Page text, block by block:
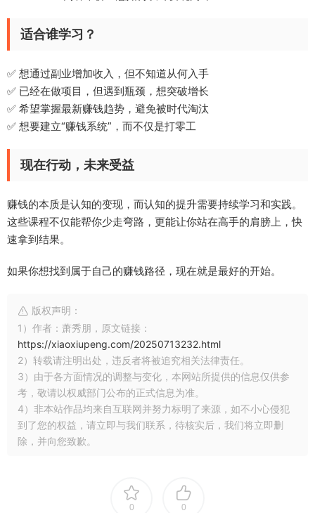
适合谁学习？
✅ 想通过副业增加收入，但不知道从何入手
✅ 已经在做项目，但遇到瓶颈，想突破增长
✅ 希望掌握最新赚钱趋势，避免被时代淘汰
✅ 想要建立“赚钱系统”，而不仅是打零工
现在行动，未来受益
赚钱的本质是认知的变现，而认知的提升需要持续学习和实践。
这些课程不仅能帮你少走弯路，更能让你站在高手的肩膀上，快
速拿到结果。
如果你想找到属于自己的赚钱路径，现在就是最好的开始。
版权声明：
1）作者：萧秀朋，原文链接：
https://xiaoxiupeng.com/20250713232.html
2）转载请注明出处，违反者将被追究相关法律责任。
3）由于各方面情况的调整与变化，本网站所提供的信息仅供参
考，敬请以权威部门公布的正式信息为准。
4）非本站作品均来自互联网并努力标明了来源，如不小心侵犯
到了您的权益，请立即与我们联系，待核实后，我们将立即删
除，并向您致歉。
0 0